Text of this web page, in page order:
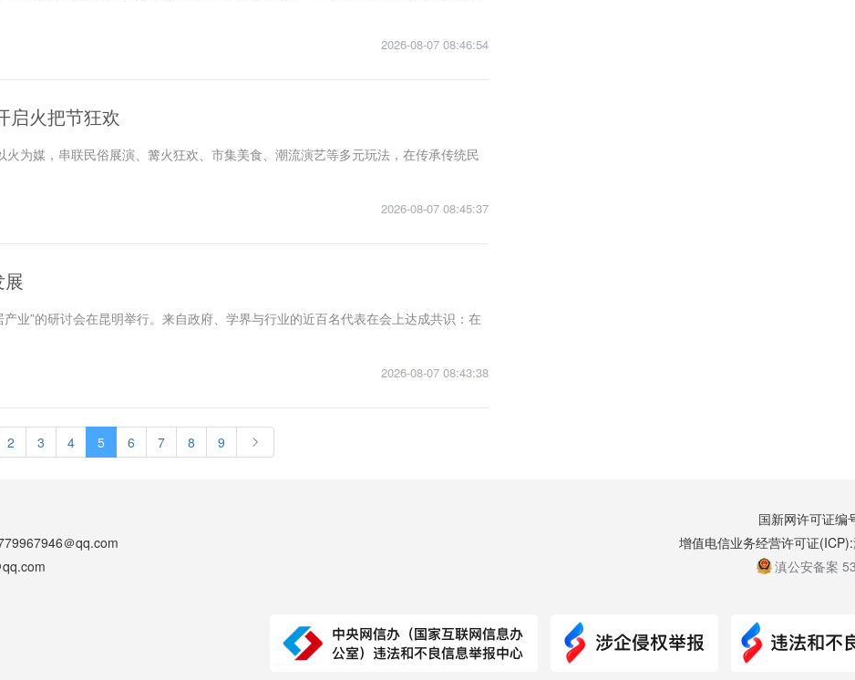
2026-08-07 08:46:54
启火把节狂欢
为媒，串联民俗展演、篝火狂欢、市集美食、潮流演艺等多元玩法，在传承传统民
2026-08-07 08:45:37
业”的研讨会在昆明举行。来自政府、学界与行业的近百名代表在会上达成共识：在
2026-08-07 08:43:38
2 3 4 5 6 7 8 9
＠qq.com
国新网许可证编
增值电信业务经营许可证(ICP):
滇公安备案